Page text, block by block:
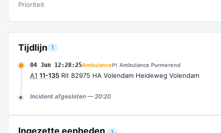
Tijdlijn 1
04 Jun 12:28:25AmbulanceP1 Ambulance Purmerend
A1 11-135 Rit 82975 HA Volendam Heideweg Volendam
Incident afgesloten — 20:20
Ingezette eenheden
Prioriteit